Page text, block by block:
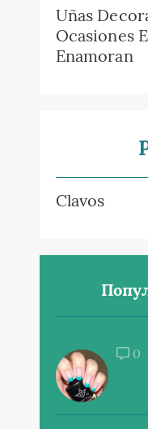
Uñas
Ocasiones
Enamoran
Сlavos
0